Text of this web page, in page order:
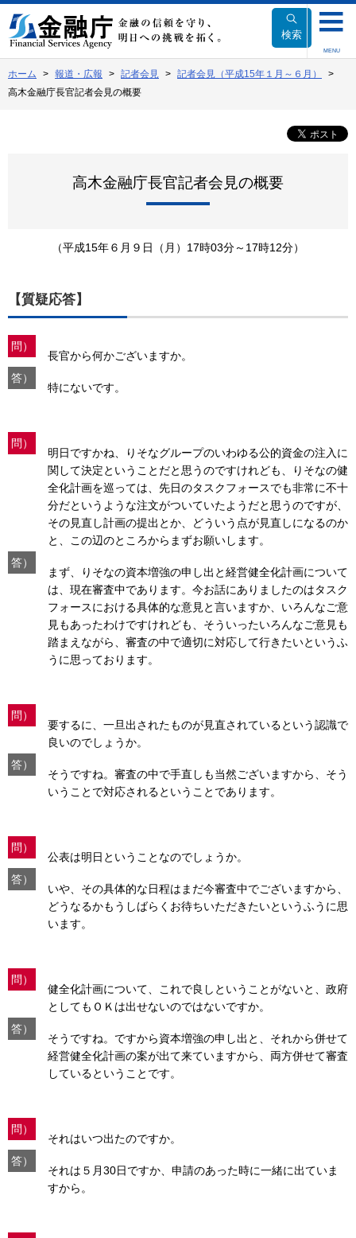
文
へ
動
検索
MENU
ホーム 報道・広報 記者会見
記者会見（平成15年１月～６月）
高木金融庁長官記者会見の概要
高木金融庁長官記者会見の概要
（平成15年６月９日（月）17時03分～17時12分）
【質疑応答】
問）
長官から何かございますか。
答）
特にないです。
問）
明日ですかね、りそなグループのいわゆる公的資金の注入に
関して決定ということだと思うのですけれども、りそなの健
全化計画を巡っては、先日のタスクフォースでも非常に不十
分だというような注文がついていたようだと思うのですが、
その見直し計画の提出とか、どういう点が見直しになるのか
と、この辺のところからまずお願いします。
答）
まず、りそなの資本増強の申し出と経営健全化計画について
は、現在審査中であります。今お話にありましたのはタスク
フォースにおける具体的な意見と言いますか、いろんなご意
見もあったわけですけれども、そういったいろんなご意見も
踏まえながら、審査の中で適切に対応して行きたいというふ
うに思っております。
問）
要するに、一旦出されたものが見直されているという認識で
良いのでしょうか。
答）
そうですね。審査の中で手直しも当然ございますから、そう
いうことで対応されるということであります。
問）
公表は明日ということなのでしょうか。
答）
いや、その具体的な日程はまだ今審査中でございますから、
どうなるかもうしばらくお待ちいただきたいというふうに思
います。
問）
健全化計画について、これで良しということがないと、政府
としてもＯＫは出せないのではないですか。
答）
そうですね。ですから資本増強の申し出と、それから併せて
経営健全化計画の案が出て来ていますから、両方併せて審査
しているということです。
問）
それはいつ出たのですか。
答）
それは５月30日ですか、申請のあった時に一緒に出ていま
すから。